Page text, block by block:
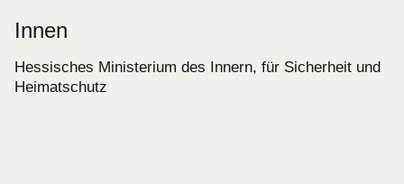
Innen
Hessisches Ministerium des Innern, für Sicherheit und
Heimatschutz